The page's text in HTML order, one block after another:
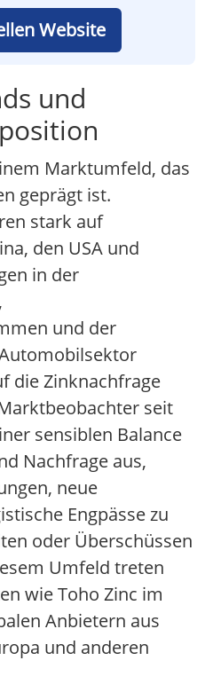
Website
und
Marktumfeld, das
geprägt ist.
stark auf
den USA und
in der
und der
die Zinknachfrage
seit
sensiblen Balance
Nachfrage aus,
neue
Engpässe zu
oder Überschüssen
Umfeld treten
wie Toho Zinc im
Anbietern aus
und anderen